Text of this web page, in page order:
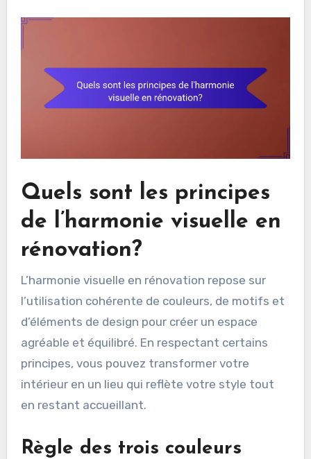
Quels sont les principes
de l’harmonie visuelle en
rénovation?
L’harmonie visuelle en rénovation repose sur
l’utilisation cohérente de couleurs, de motifs et
d’éléments de design pour créer un espace
agréable et équilibré. En respectant certains
principes, vous pouvez transformer votre
intérieur en un lieu qui reflète votre style tout
en restant accueillant.
Règle des trois couleurs